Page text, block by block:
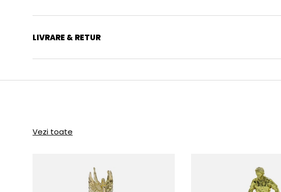
LIVRARE & RETUR
Vezi toate